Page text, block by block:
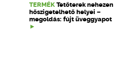
TERMÉK Tetőterek nehezen
hőszigetelhető helyei –
megoldás: fújt üveggyapot